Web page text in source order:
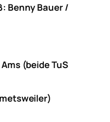
Benny Bauer /
(beide TuS